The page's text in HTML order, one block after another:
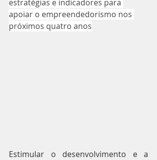
estratégias e indicadores para
apoiar o empreendedorismo nos
próximos quatro anos